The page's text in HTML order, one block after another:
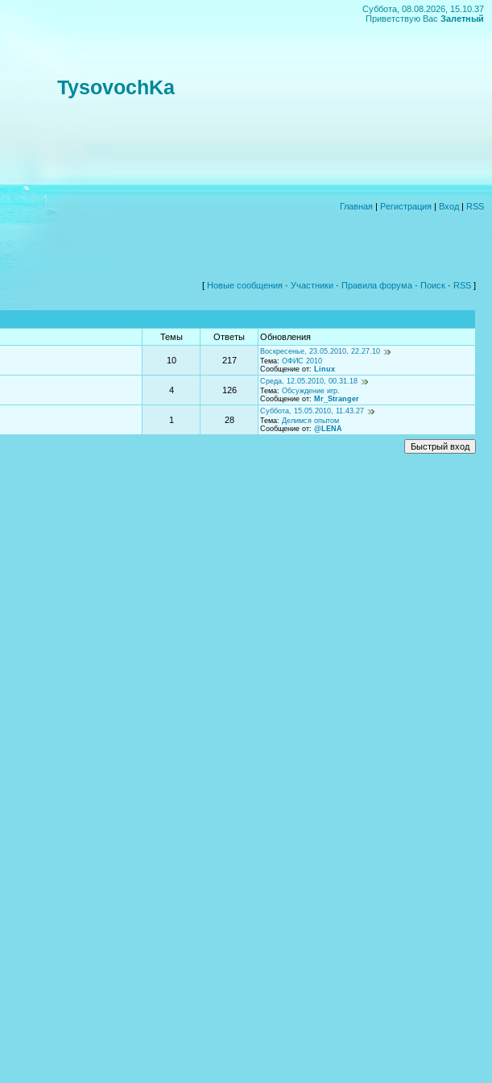
Суббота, 08.08.2026, 15.10.37
Приветствую Вас Залетный
TysovochKa
Главная | Регистрация | Вход | RSS
[ Новые сообщения · Участники · Правила форума · Поиск · RSS ]
Темы Ответы Обновления
10 217
Воскресенье, 23.05.2010, 22.27.10
Тема: ОФИС 2010
Сообщение от: Linux
4 126
Среда, 12.05.2010, 00.31.18
Тема: Обсуждение игр.
Сообщение от: Mr_Stranger
1 28
Суббота, 15.05.2010, 11.43.27
Тема: Делимся опытом
Сообщение от: @LENA